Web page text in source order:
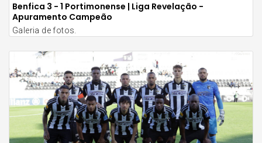
Benfica 3 - 1 Portimonense | Liga Revelação -
Apuramento Campeão
Galeria de fotos.